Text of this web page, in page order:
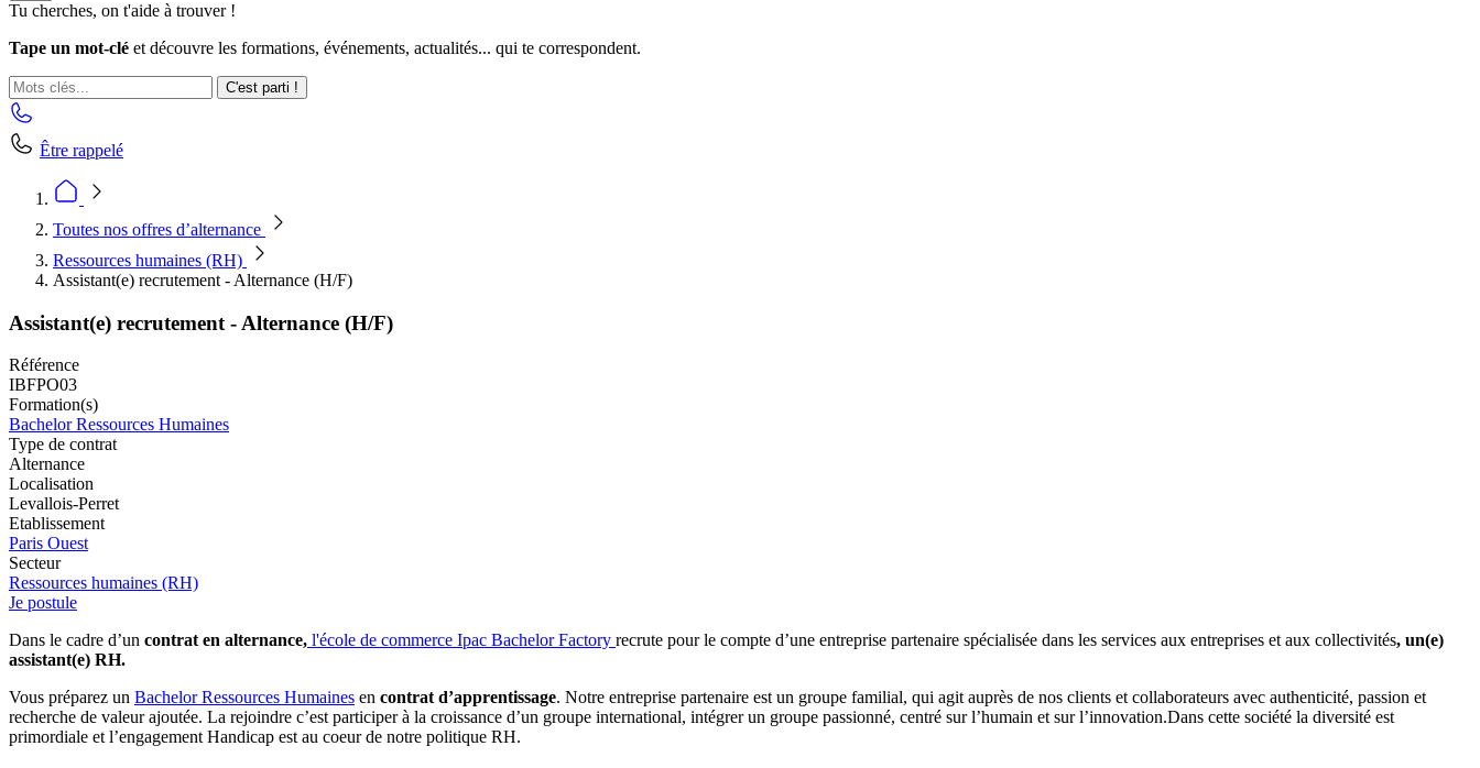
Tu cherches, on t'aide à trouver !
Tape un mot-clé et découvre les formations, événements, actualités... qui te correspondent.
C'est parti !
Être rappelé
Toutes nos offres d’alternance
Ressources humaines (RH)
Assistant(e) recrutement - Alternance (H/F)
Assistant(e) recrutement - Alternance (H/F)
Référence
IBFPO03
Formation(s)
Bachelor Ressources Humaines
Type de contrat
Alternance
Localisation
Levallois-Perret
Etablissement
Paris Ouest
Secteur
Ressources humaines (RH)
Je postule
Dans le cadre d’un contrat en alternance, l'école de commerce Ipac Bachelor Factory recrute pour le compte d’une entreprise partenaire spécialisée dans les services aux entreprises et aux collectivités, un(e)
assistant(e) RH.
Vous préparez un Bachelor Ressources Humaines en contrat d’apprentissage. Notre entreprise partenaire est un groupe familial, qui agit auprès de nos clients et collaborateurs avec authenticité, passion et
recherche de valeur ajoutée. La rejoindre c’est participer à la croissance d’un groupe international, intégrer un groupe passionné, centré sur l’humain et sur l’innovation.Dans cette société la diversité est
primordiale et l’engagement Handicap est au coeur de notre politique RH.